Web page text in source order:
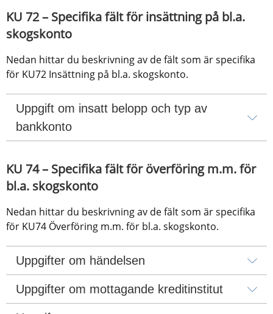
KU 72 – Specifika fält för insättning på bl.a.
skogskonto
Nedan hittar du beskrivning av de fält som är specifika
för KU72 Insättning på bl.a. skogskonto.
Uppgift om insatt belopp och typ av
bankkonto
KU 74 – Specifika fält för överföring m.m. för
bl.a. skogskonto
Nedan hittar du beskrivning av de fält som är specifika
för KU74 Överföring m.m. för bl.a. skogskonto.
Uppgifter om händelsen
Uppgifter om mottagande kreditinstitut